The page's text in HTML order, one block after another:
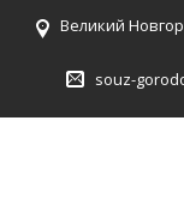
Великий
souz-